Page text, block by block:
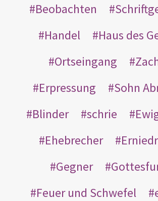
Beobachten
Handel
Haus des
Ortseingang
Erpressung
Sohn
Blinder
schrie
Ehebrecher
Gegner
Feuer und Schwefel